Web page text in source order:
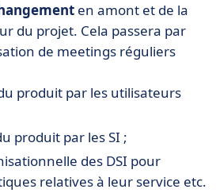
en amont et de la
du projet. Cela passera par
de meetings réguliers
produit par les utilisateurs
produit par les SI ;
des DSI pour
relatives à leur service etc.